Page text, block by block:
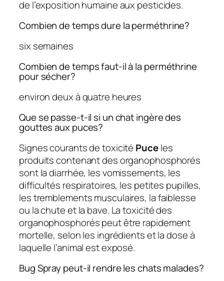
de l’exposition humaine aux pesticides.
Combien de temps dure la perméthrine?
six semaines
Combien de temps faut-il à la perméthrine
pour sécher?
environ deux à quatre heures
Que se passe-t-il si un chat ingère des
gouttes aux puces?
Signes courants de toxicité Puceles
produits contenant des organophosphorés
sont la diarrhée, les vomissements, les
difficultés respiratoires, les petites pupilles,
les tremblements musculaires, la faiblesse
ou la chute et la bave. La toxicité des
organophosphorés peut être rapidement
mortelle, selon les ingrédients et la dose à
laquelle l’animal est exposé.
Bug Spray peut-il rendre les chats malades?